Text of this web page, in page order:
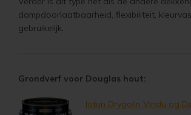
dampdoorlaatbaarheid, flexibiliteit,
gebruikelijk.
Grondverf voor Douglas hout:
Jotun Drygolin Vindu og